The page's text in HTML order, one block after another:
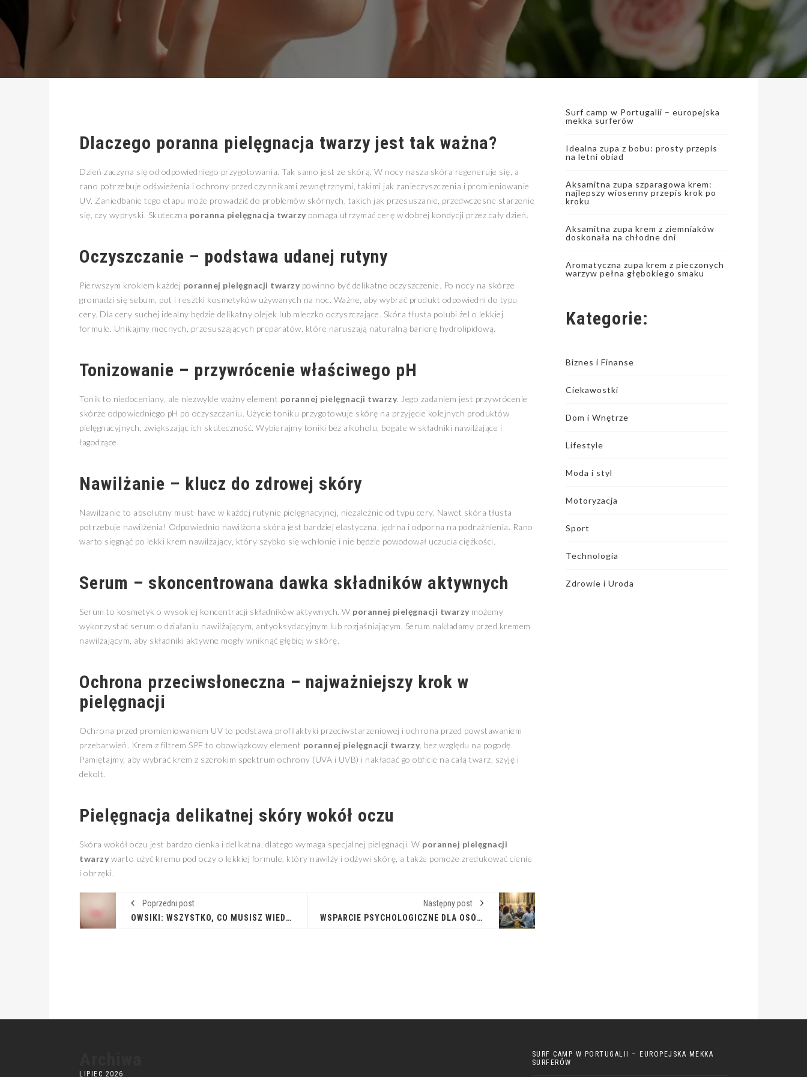
Dlaczego poranna pielęgnacja twarzy jest tak ważna?
Dzień zaczyna się od odpowiedniego przygotowania. Tak samo jest ze skórą. W nocy nasza skóra regeneruje się, a
rano potrzebuje odświeżenia i ochrony przed czynnikami zewnętrznymi, takimi jak zanieczyszczenia i promieniowanie
UV. Zaniedbanie tego etapu może prowadzić do problemów skórnych, takich jak przesuszanie, przedwczesne starzenie
się, czy wypryski. Skuteczna poranna pielęgnacja twarzy pomaga utrzymać cerę w dobrej kondycji przez cały dzień.
Oczyszczanie – podstawa udanej rutyny
Pierwszym krokiem każdej porannej pielęgnacji twarzy powinno być delikatne oczyszczenie. Po nocy na skórze
gromadzi się sebum, pot i resztki kosmetyków używanych na noc. Ważne, aby wybrać produkt odpowiedni do typu
cery. Dla cery suchej idealny będzie delikatny olejek lub mleczko oczyszczające. Skóra tłusta polubi żel o lekkiej
formule. Unikajmy mocnych, przesuszających preparatów, które naruszają naturalną barierę hydrolipidową.
Tonizowanie – przywrócenie właściwego pH
Tonik to niedoceniany, ale niezwykle ważny element porannej pielęgnacji twarzy. Jego zadaniem jest przywrócenie
skórze odpowiedniego pH po oczyszczaniu. Użycie toniku przygotowuje skórę na przyjęcie kolejnych produktów
pielęgnacyjnych, zwiększając ich skuteczność. Wybierajmy toniki bez alkoholu, bogate w składniki nawilżające i
łagodzące.
Nawilżanie – klucz do zdrowej skóry
Nawilżanie to absolutny must-have w każdej rutynie pielęgnacyjnej, niezależnie od typu cery. Nawet skóra tłusta
potrzebuje nawilżenia! Odpowiednio nawilżona skóra jest bardziej elastyczna, jędrna i odporna na podrażnienia. Rano
warto sięgnąć po lekki krem nawilżający, który szybko się wchłonie i nie będzie powodował uczucia ciężkości.
Serum – skoncentrowana dawka składników aktywnych
Serum to kosmetyk o wysokiej koncentracji składników aktywnych. W porannej pielęgnacji twarzy możemy
wykorzystać serum o działaniu nawilżającym, antyoksydacyjnym lub rozjaśniającym. Serum nakładamy przed kremem
nawilżającym, aby składniki aktywne mogły wniknąć głębiej w skórę.
Ochrona przeciwsłoneczna – najważniejszy krok w
pielęgnacji
Ochrona przed promieniowaniem UV to podstawa profilaktyki przeciwstarzeniowej i ochrona przed powstawaniem
przebarwień. Krem z filtrem SPF to obowiązkowy element porannej pielęgnacji twarzy , bez względu na pogodę.
Pamiętajmy, aby wybrać krem z szerokim spektrum ochrony (UVA i UVB) i nakładać go obficie na całą twarz, szyję i
dekolt.
Pielęgnacja delikatnej skóry wokół oczu
Skóra wokół oczu jest bardzo cienka i delikatna, dlatego wymaga specjalnej pielęgnacji. W porannej pielęgnacji
twarzy warto użyć kremu pod oczy o lekkiej formule, który nawilży i odżywi skórę, a także pomoże zredukować cienie
i obrzęki.
Poprzedni post
OWSIKI: WSZYSTKO, CO MUSISZ WIEDZIEĆ O TYM PASOŻYCIE
Następny post
WSPARCIE PSYCHOLOGICZNE DLA OSÓB SPRAWUJĄCYCH OPIEKĘ
Surf camp w Portugalii – europejska
mekka surferów
Idealna zupa z bobu: prosty przepis
na letni obiad
Aksamitna zupa szparagowa krem:
najlepszy wiosenny przepis krok po
kroku
Aksamitna zupa krem z ziemniaków
doskonała na chłodne dni
Aromatyczna zupa krem z pieczonych
warzyw pełna głębokiego smaku
Kategorie:
Biznes i Finanse
Ciekawostki
Dom i Wnętrze
Lifestyle
Moda i styl
Motoryzacja
Sport
Technologia
Zdrowie i Uroda
LIPIEC 2026
SURF CAMP W PORTUGALII – EUROPEJSKA MEKKA
SURFERÓW